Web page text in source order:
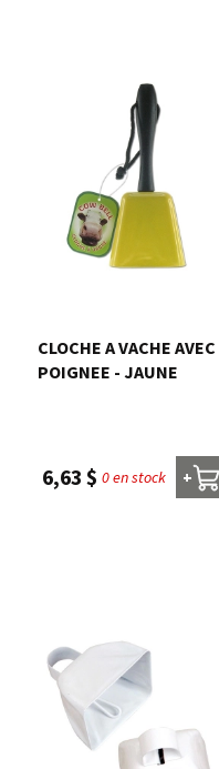
CLOCHE A VACHE AVEC
POIGNEE - JAUNE
6,63 $ 0 en stock +